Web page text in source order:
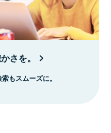
さを。
もスムーズに。